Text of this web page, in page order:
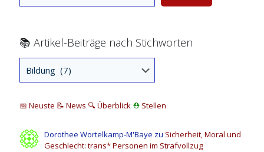
📚 Artikel-Beiträge nach Stichworten
📅 Neuste 📝 News 🔍 Überblick ⛑ Stellen
Dorothee Wortelkamp-M'Baye zu Sicherheit, Moral und
Geschlecht: trans* Personen im Strafvollzug